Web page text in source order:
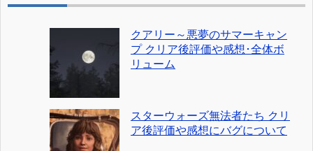
クアリー～悪夢のサマーキャン
プ クリア後評価や感想･全体ボ
リューム
スターウォーズ無法者たち クリ
ア後評価や感想にバグについて